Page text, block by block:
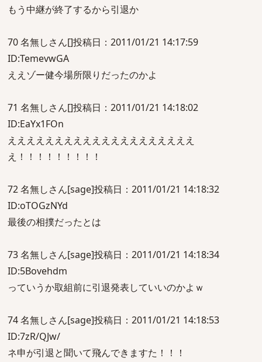
もう中継が終了するから引退か
70 名無しさん[]投稿日：2011/01/21 14:17:59
ID:TemevwGA
ええゾー健今場所限りだったのかよ
71 名無しさん[]投稿日：2011/01/21 14:18:02
ID:EaYx1FOn
ええええええええええええええええええええ
え！！！！！！！！！
72 名無しさん[sage]投稿日：2011/01/21 14:18:32
ID:oTOGzNYd
最後の相撲だったとは
73 名無しさん[sage]投稿日：2011/01/21 14:18:34
ID:5Bovehdm
っていうか取組前に引退発表していいのかよｗ
74 名無しさん[sage]投稿日：2011/01/21 14:18:53
ID:7zR/QJw/
ネ申が引退と聞いて飛んできますた！！！